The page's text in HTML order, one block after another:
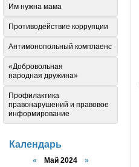
Им нужна мама
Противодействие коррупции
Антимонопольный комплаенс
«Добровольная
народная дружина»
Профилактика
правонарушений и правовое
информирование
Календарь
« Май 2024 »